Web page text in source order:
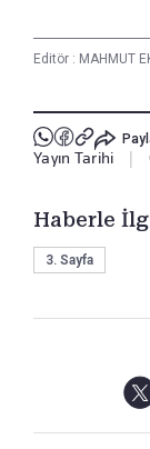
Editör : MAHMUT
Yayın Tarihi
Haberle
3. Sayfa